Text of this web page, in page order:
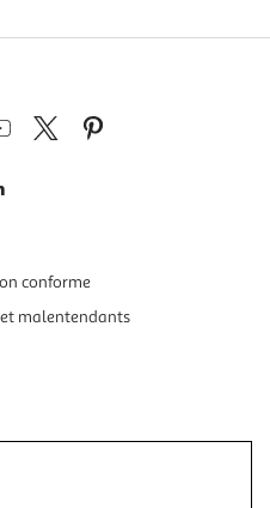
conforme
malentendants